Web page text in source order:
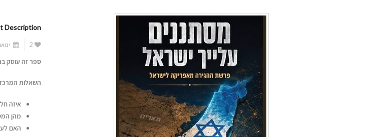
Description
2 ינואר 31,
ספר זה עוסק
השאלות
איזה
מהן
האם